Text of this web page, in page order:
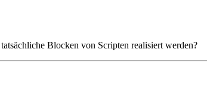
Blocken von Scripten realisiert werden?